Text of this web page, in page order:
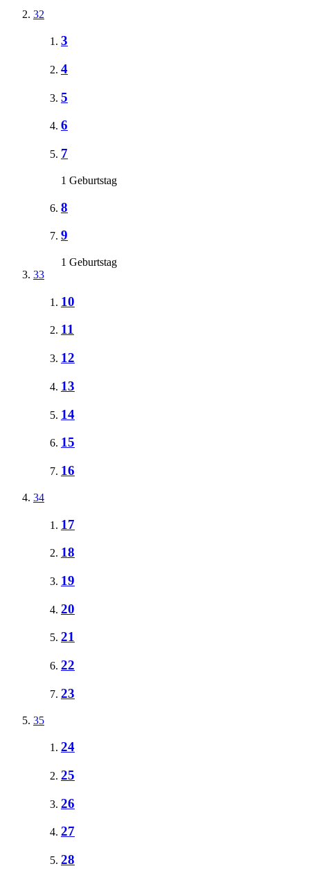
32
3
4
5
6
7
1 Geburtstag
8
9
1 Geburtstag
33
10
11
12
13
14
15
16
34
17
18
19
20
21
22
23
35
24
25
26
27
28